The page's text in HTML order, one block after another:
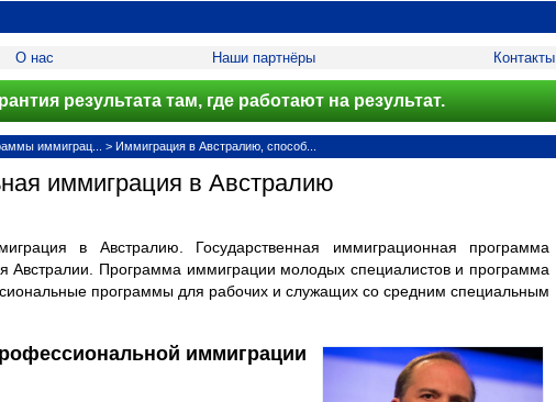
О нас Наши партнёры Контакты
результата там, где работают на результат.
иммиграц... > Иммиграция в Австралию, способ...
иммиграция в Австралию
в Австралию. Государственная иммиграционная программа
Австралии. Программа иммиграции молодых специалистов и программа
программы для рабочих и служащих со средним специальным
иммиграции